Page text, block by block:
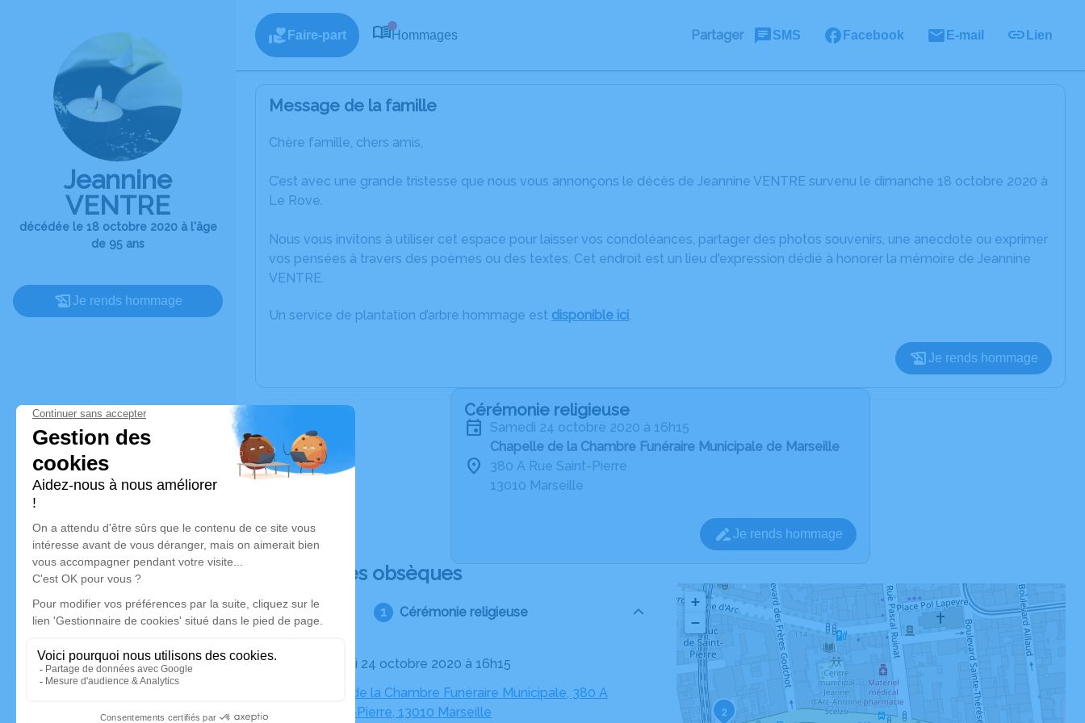
Jeannine
VENTRE
décédée le 18 octobre 2020 à l'âge
de 95 ans
Je rends hommage
Faire-part Hommages Partager SMS Facebook E-mail Lien
Message de la famille
Chère famille, chers amis,
C’est avec une grande tristesse que nous vous annonçons le décès de Jeannine VENTRE survenu le dimanche 18 octobre 2020 à
Le Rove.
Nous vous invitons à utiliser cet espace pour laisser vos condoléances, partager des photos souvenirs, une anecdote ou exprimer
vos pensées à travers des poèmes ou des textes. Cet endroit est un lieu d'expression dédié à honorer la mémoire de Jeannine
VENTRE.
Un service de plantation d’arbre hommage est disponible ici.
Je rends hommage
Cérémonie religieuse
samedi 24 octobre 2020 à 16h15
Chapelle de la Chambre Funéraire Municipale de Marseille
380 A Rue Saint-Pierre
13010 Marseille
Je rends hommage
Déroulé des obsèques
Cérémonie religieuse
Le samedi 24 octobre 2020 à 16h15
Chapelle de la Chambre Funéraire Municipale, 380 A
Rue Saint-Pierre, 13010 Marseille
2
+
−